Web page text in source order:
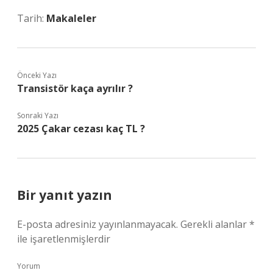
Tarih: Makaleler
Önceki Yazı
Transistör kaça ayrılır ?
Sonraki Yazı
2025 Çakar cezası kaç TL ?
Bir yanıt yazın
E-posta adresiniz yayınlanmayacak. Gerekli alanlar*
ile işaretlenmişlerdir
Yorum